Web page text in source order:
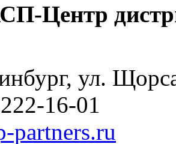
Центр
ул.
16-01
partners.ru